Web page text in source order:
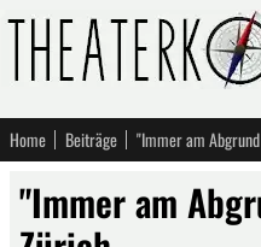
Home Beiträge
"Immer am